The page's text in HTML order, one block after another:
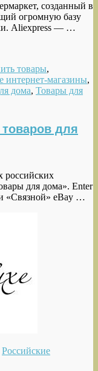
созданный в
огромную базу
Aliexpress — …
товары,
интернет-магазины,
дома, Товары для
для
российских
для дома». Enter
«Связной» eBay …
Российские